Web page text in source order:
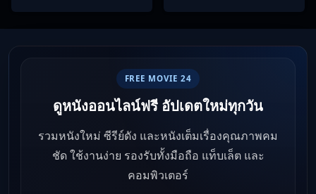
FREE MOVIE 24
ดูหนังออนไลน์ฟรี อัปเดตใหม่ทุกวัน
รวมหนังใหม่ ซีรีย์ดัง และหนังเต็มเรื่องคุณภาพคม
ชัด ใช้งานง่าย รองรับทั้งมือถือ แท็บเล็ต และ
คอมพิวเตอร์